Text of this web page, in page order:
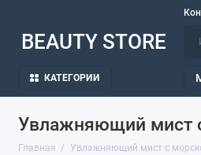
BEAUTY STORE
КАТЕГОРИИ
Увлажняющий мист
Главная Увлажняющий мист с